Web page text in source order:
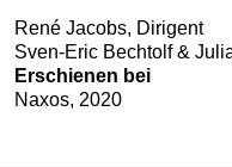
René Jacobs, Dirigent
Sven-Eric Bechtolf &
Erschienen bei
Naxos, 2020